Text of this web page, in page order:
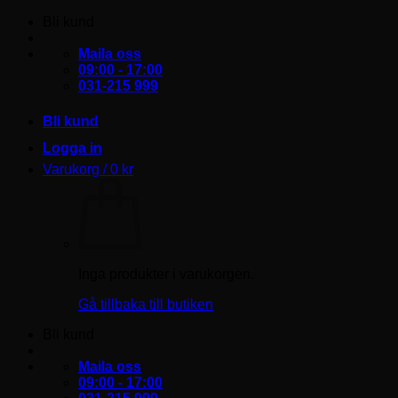
Maila oss
09:00 - 17:00
031-215 999
Bli kund
Logga in
Varukorg /0 kr
Gå tillbaka till butiken
Maila oss
09:00 - 17:00